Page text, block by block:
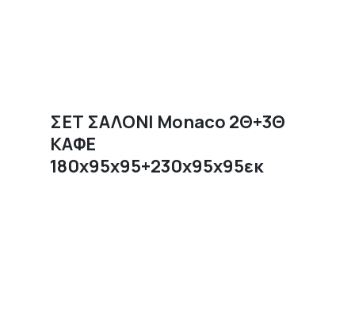
ΣΕΤ ΣΑΛΟΝΙ Monaco 2Θ+3Θ
ΚΑΦΕ
180x95x95+230x95x95εκ